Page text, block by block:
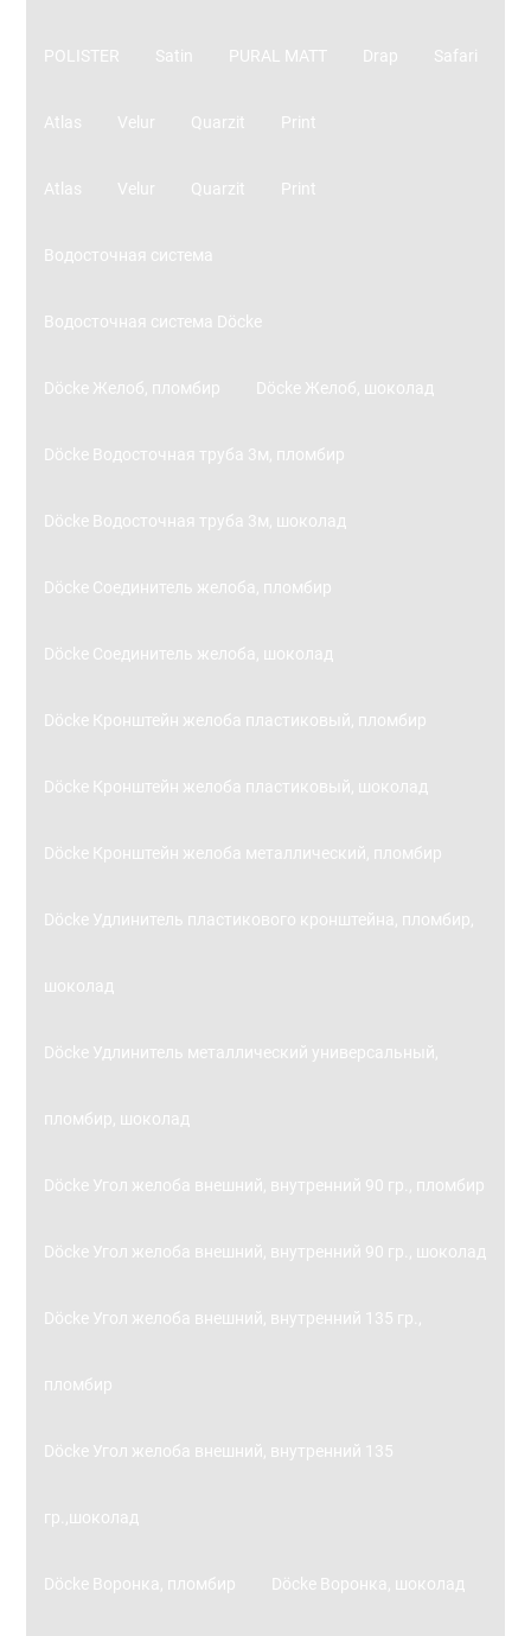
POLISTER Satin PURAL MATT Drap Safari
Atlas
Atlas
Velur
Velur
Quarzit
Quarzit
Print
Print
Водосточная система
Водосточная система Döcke
Döcke Желоб, пломбир Döcke Желоб, шоколад
Döcke Водосточная труба 3м, пломбир
Döcke Водосточная труба 3м, шоколад
Döcke Соединитель желоба, пломбир
Döcke Соединитель желоба, шоколад
Döcke Кронштейн желоба пластиковый, пломбир
Döcke Кронштейн желоба пластиковый, шоколад
Döcke Кронштейн желоба металлический, пломбир
Döcke Удлинитель пластикового кронштейна, пломбир,
шоколад
Döcke Удлинитель металлический универсальный,
пломбир, шоколад
Döcke Угол желоба внешний, внутренний 90 гр., пломбир
Döcke Угол желоба внешний, внутренний 90 гр., шоколад
Döcke Угол желоба внешний, внутренний 135 гр.,
пломбир
Döcke Угол желоба внешний, внутренний 135
гр.,шоколад
Döcke Воронка, пломбир Döcke Воронка, шоколад